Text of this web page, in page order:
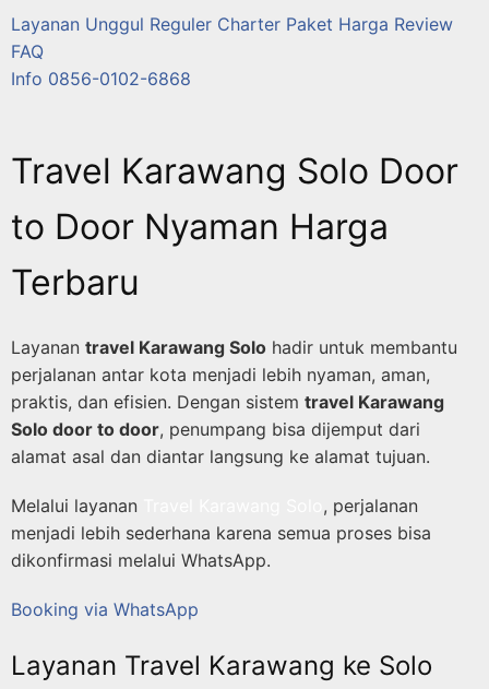
Layanan Unggul Reguler Charter Paket Harga Review
FAQ
Info 0856-0102-6868
Travel Karawang Solo Door
to Door Nyaman Harga
Terbaru
Layanan travel Karawang Solo hadir untuk membantu
perjalanan antar kota menjadi lebih nyaman, aman,
praktis, dan efisien. Dengan sistem travel Karawang
Solo door to door, penumpang bisa dijemput dari
alamat asal dan diantar langsung ke alamat tujuan.
Melalui layanan
, perjalanan
menjadi lebih sederhana karena semua proses bisa
dikonfirmasi melalui WhatsApp.
Booking via WhatsApp
Layanan Travel Karawang ke Solo